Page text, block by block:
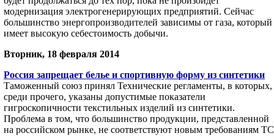
модернизация электрогенерирующих предприятий. Сейчас
большинство энергопроизводителей зависимы от газа, который
имеет высокую себестоимость добычи.
Вторник, 18 февраля 2014
Россия запрещает белье и спортивную форму из синтетики
Таможенный союз принял Технические регламенты, в которых,
среди прочего, указаны допустимые показатели
гигроскопичности текстильных изделий из синтетики.
Проблема в том, что большинство продукции, представленной
на российском рынке, не соответствуют новым требованиям